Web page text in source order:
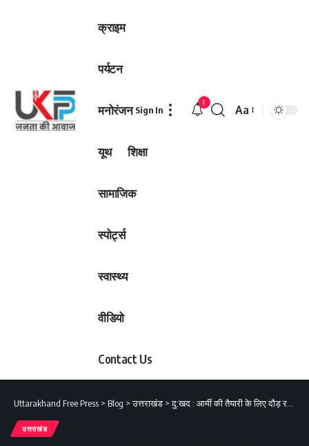
क्राइम
पर्यटन
मनोरंजन
यूथ शिक्षा
सामाजिक
स्पोर्ट्स
स्वास्थ्य
वीडियो
Contact Us
Sign In
1
Font
Aa
Uttarakhand Free Press > Blog >उत्तराखंड >दु:खद : आर्मी की तैयारी के लिए दौड़ रहा युवक अचानक गिरा, हुई मौत परिजनों में कोहराम
उत्तराखंड